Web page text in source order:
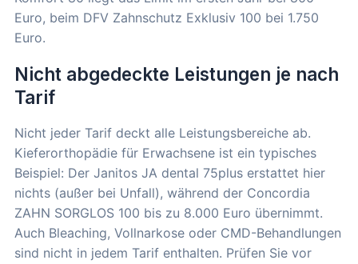
Euro, beim DFV Zahnschutz Exklusiv 100 bei 1.750
Euro.
Nicht abgedeckte Leistungen je nach
Tarif
Nicht jeder Tarif deckt alle Leistungsbereiche ab.
Kieferorthopädie für Erwachsene ist ein typisches
Beispiel: Der Janitos JA dental 75plus erstattet hier
nichts (außer bei Unfall), während der Concordia
ZAHN SORGLOS 100 bis zu 8.000 Euro übernimmt.
Auch Bleaching, Vollnarkose oder CMD-Behandlungen
sind nicht in jedem Tarif enthalten. Prüfen Sie vor